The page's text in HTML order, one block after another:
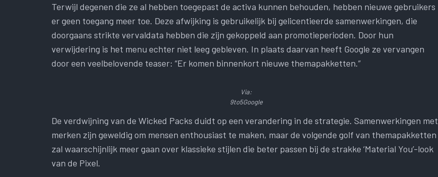
Terwijl degenen die ze al hebben toegepast de activa kunnen behouden, hebben nieuwe gebruikers
er geen toegang meer toe. Deze afwijking is gebruikelijk bij gelicentieerde samenwerkingen, die
doorgaans strikte vervaldata hebben die zijn gekoppeld aan promotieperioden. Door hun
verwijdering is het menu echter niet leeg gebleven. In plaats daarvan heeft Google ze vervangen
door een veelbelovende teaser: “Er komen binnenkort nieuwe themapakketten.”
Via:
9to5Google
De verdwijning van de Wicked Packs duidt op een verandering in de strategie. Samenwerkingen met
merken zijn geweldig om mensen enthousiast te maken, maar de volgende golf van themapakketten
zal waarschijnlijk meer gaan over klassieke stijlen die beter passen bij de strakke ‘Material You’-look
van de Pixel.